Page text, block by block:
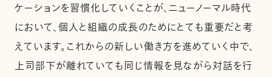
ケーションを習慣化していくことが、ニューノーマル時代
において、個人と組織の成長のためにとても重要だと考
えています。これからの新しい働き方を進めていく中で、
上司部下が離れていても同じ情報を見ながら対話を行